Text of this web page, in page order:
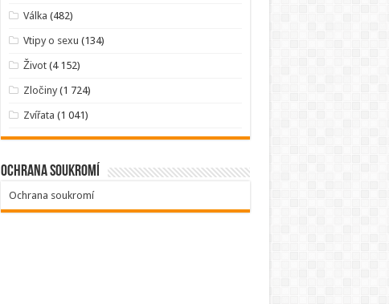
Válka (482)
Vtipy o sexu (134)
Život (4 152)
Zločiny (1 724)
Zvířata (1 041)
Ochrana soukromí
Ochrana soukromí